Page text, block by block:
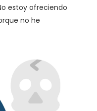
estoy ofreciendo
no he